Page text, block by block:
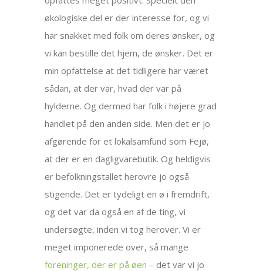
økologiske del er der interesse for, og vi
har snakket med folk om deres ønsker, og
vi kan bestille det hjem, de ønsker. Det er
min opfattelse at det tidligere har været
sådan, at der var, hvad der var på
hylderne. Og dermed har folk i højere grad
handlet på den anden side. Men det er jo
afgørende for et lokalsamfund som Fejø,
at der er en dagligvarebutik. Og heldigvis
er befolkningstallet herovre jo også
stigende. Det er tydeligt en ø i fremdrift,
og det var da også en af de ting, vi
undersøgte, inden vi tog herover. Vi er
meget imponerede over, så mange
foreninger, der er på øen – det var vi jo